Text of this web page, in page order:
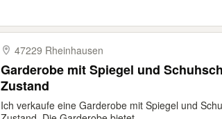
47229 Rheinhausen
Garderobe mit Spiegel und
Zustand
Ich verkaufe eine Garderobe mit Spiegel und